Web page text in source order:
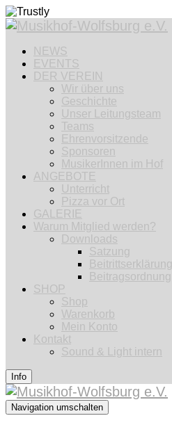
NEWS
EVENTS
DER VEREIN
Wir über uns
Geschichte
Unser Leitungsteam
Teams
Ehrenvorsitzende
Sponsoren
MusikerInnen im Hof
ANGEBOTE
Unterricht
Pizza vor Ort
GALERIE
Warum Mitglied werden?
Downloads
Satzung
Beitrittserklärung
Beitragsordnung
SHOP
Shop
Warenkorb
Mein Konto
Kontakt
Sound & Light intern
Info
Navigation umschalten